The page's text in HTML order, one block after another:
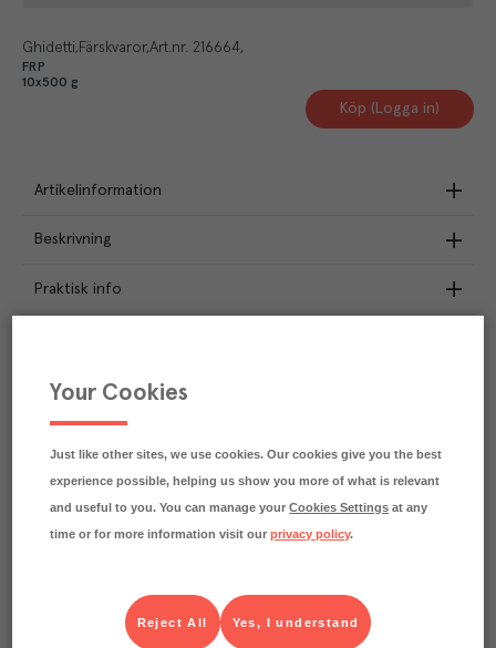
Ghidetti Färskvaror Art.nr. 216664
FRP
10x500 g
Köp (Logga in)
Artikelinformation
Beskrivning
Praktisk info
Klimatavtryck
CO₂e/kg
utsläppen av 8.2 kg koldioxid.
Läs mer om hur vi beräknar klimatavtryck
Your Cookies
Just like other sites, we use cookies. Our cookies give you the best
experience possible, helping us show you more of what is relevant
and useful to you. You can manage yourCookies Settings at any
time or for more information visit ourprivacy policy.
Yes, I understand
Reject All